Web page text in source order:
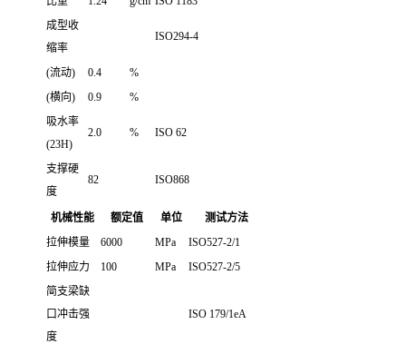
成型收
缩率
ISO294-4
(流动) 0.4
%
(横向)
0.9
%
吸水率
(23H)
2.0 % ISO 62
支撑硬
度
82 ISO868
机械性能 额定值 单位
测试方法
拉伸模量
6000 MPa
ISO527-2/1
拉伸应力
100 MPa
ISO527-2/5
简支梁缺
口冲击强
度
ISO 179/1eA